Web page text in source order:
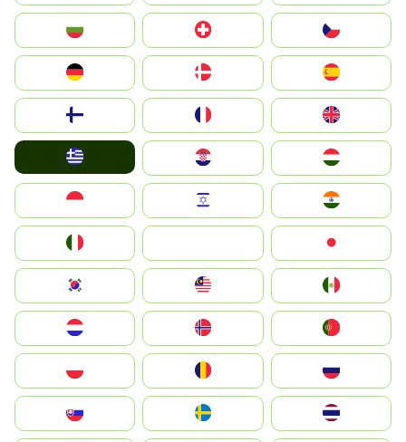
Switzerland
Deutschland
United Kingdom
Magyarország
South Korea